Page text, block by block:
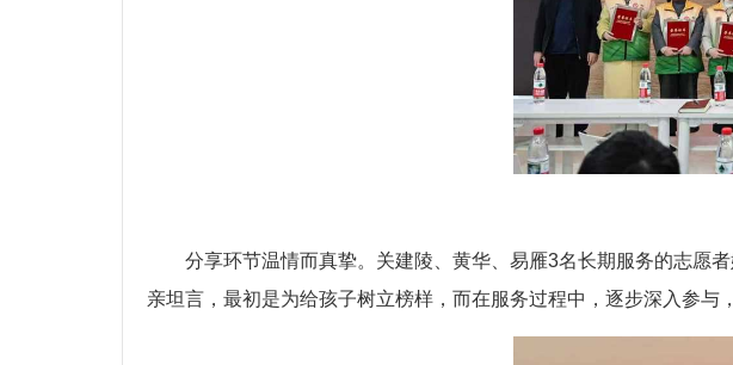
分享环节温情而真挚。关建陵、黄华、易雁3名长期服务的志愿
亲坦言，最初是为给孩子树立榜样，而在服务过程中，逐步深入参与